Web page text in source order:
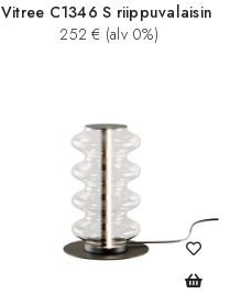
Vitree C1346 S riippuvalaisin
252 € (alv 0%)